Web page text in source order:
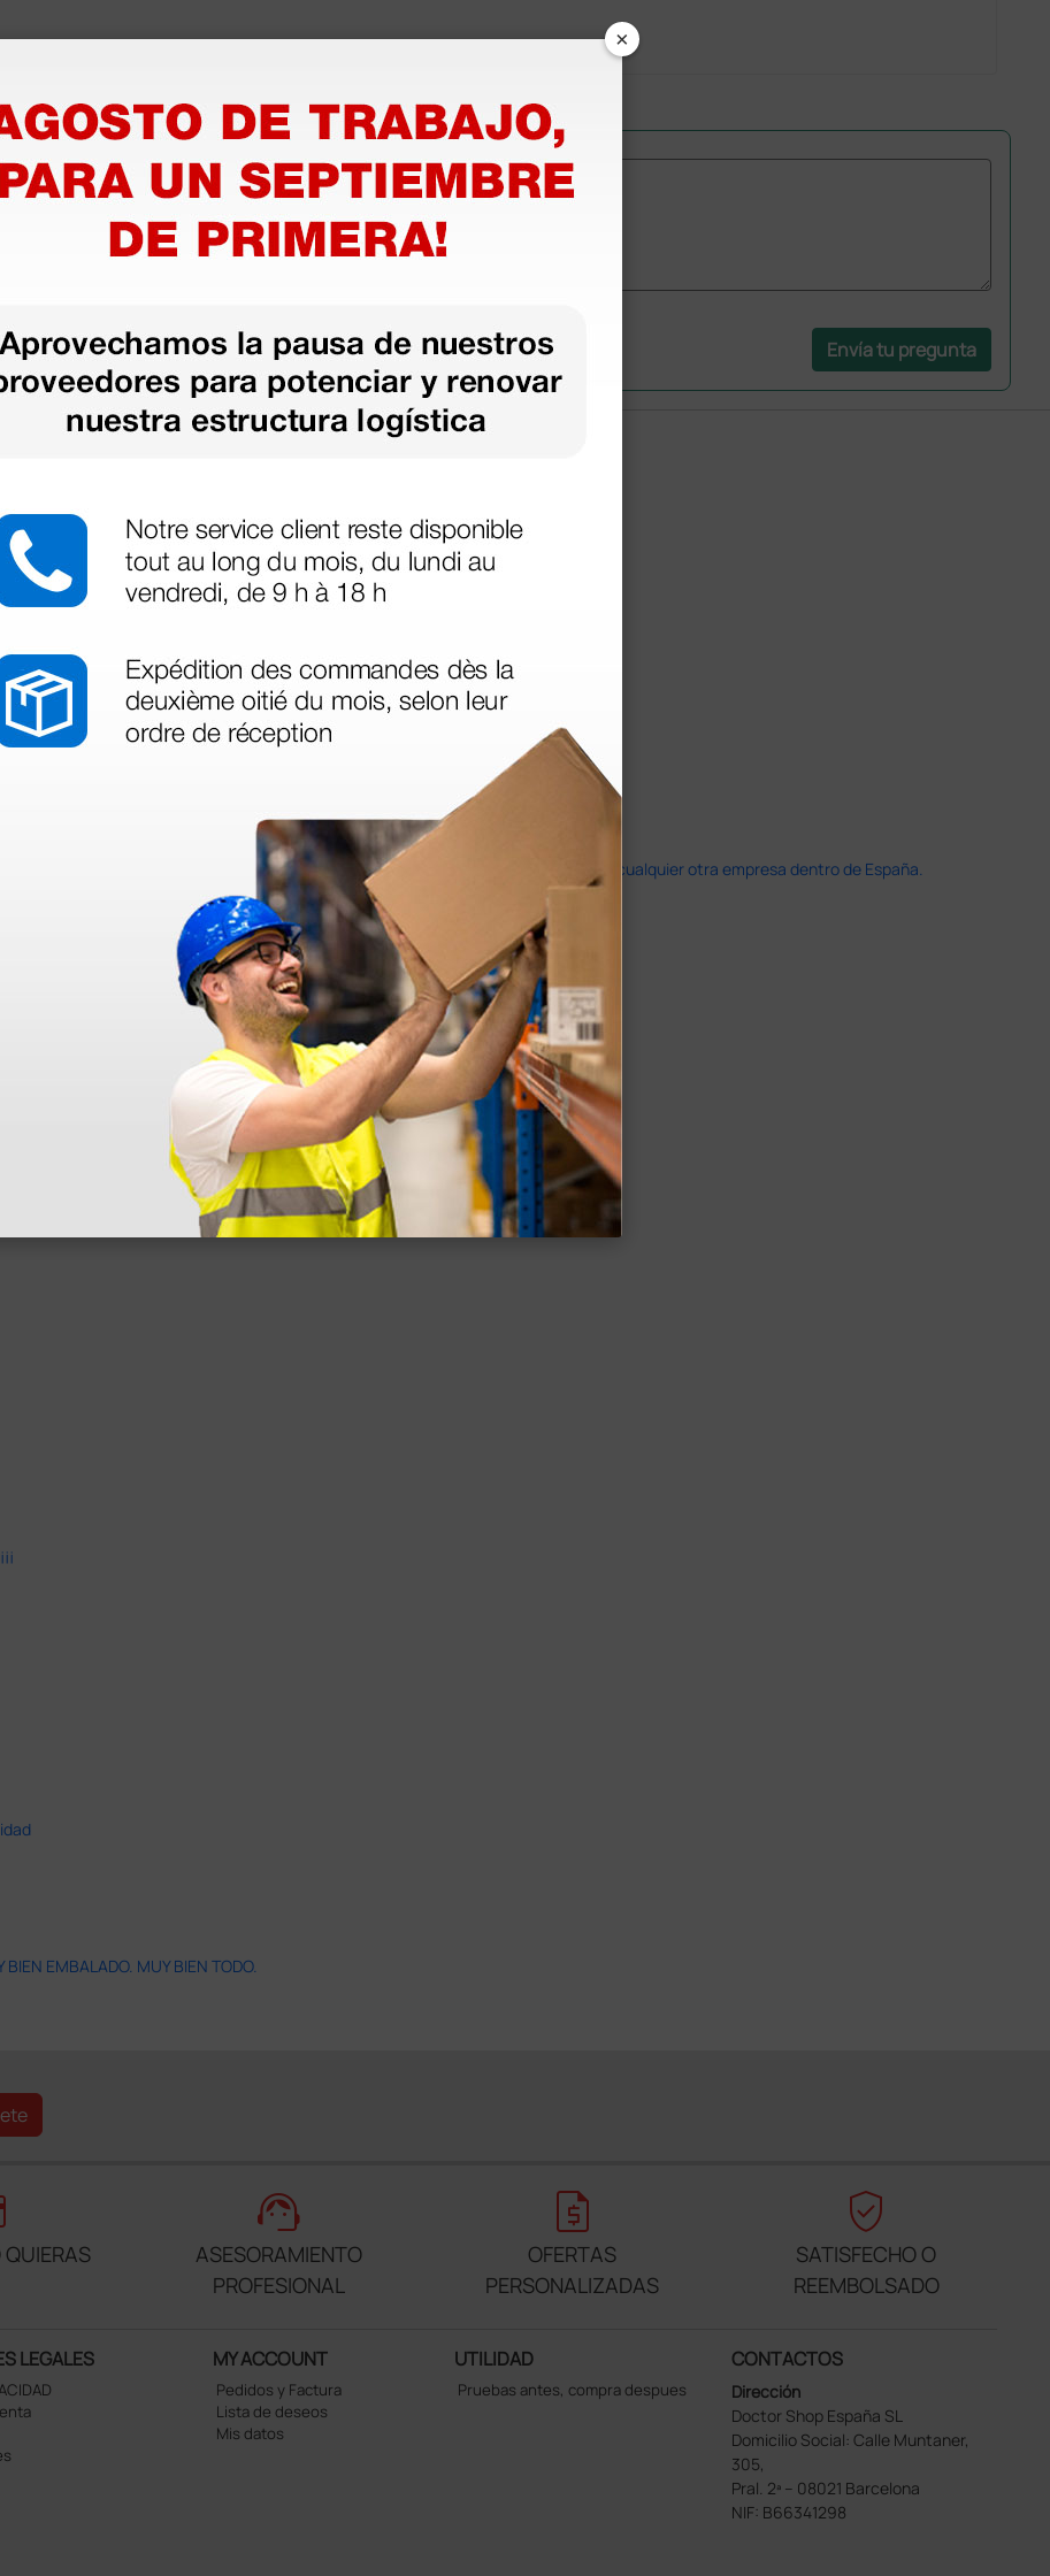
más
que ya
Envía tu pregunta
de entrega se alarga.
otras plataformas de material médico. Pero el envío cuesta más del doble que en cualquier otra empresa dentro de España.
sin incluir el IVA que luego nos van a cobrar.
EMBALADO. MUY BIEN TODO.
support_agent
ASESORAMIENTO
PROFESIONAL
request_quote
OFERTAS
PERSONALIZADAS
verified_user
SATISFECHO O
REEMBOLSADO
LEGALES MY ACCOUNT
Pedidos y Factura
Lista de deseos
Mis datos
UTILIDAD
Pruebas antes, compra despues
CONTACTOS
Dirección
Doctor Shop España SL
Domicilio Social: Calle Muntaner,
305,
Pral. 2ª – 08021 Barcelona
NIF: B66341298
×